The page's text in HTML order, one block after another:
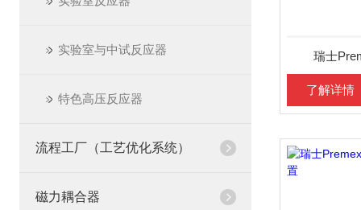
实验室与中试反应器
特色高压反应器
流程工厂（工艺优化系统）
磁力耦合器
瑞士
了解详情